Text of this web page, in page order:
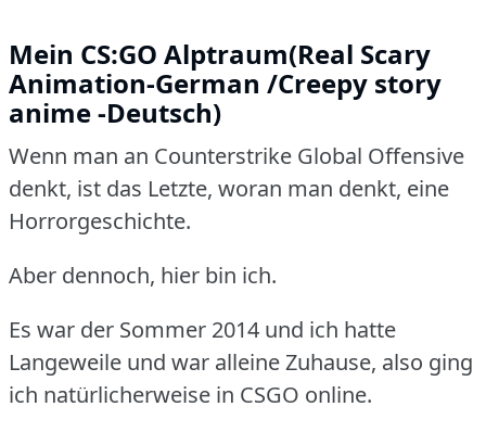
Mein CS:GO Alptraum(Real Scary
Animation-German /Creepy story
anime -Deutsch)
Wenn man an Counterstrike Global Offensive
denkt, ist das Letzte, woran man denkt, eine
Horrorgeschichte.
Aber dennoch, hier bin ich.
Es war der Sommer 2014 und ich hatte
Langeweile und war alleine Zuhause, also ging
ich natürlicherweise in CSGO online.